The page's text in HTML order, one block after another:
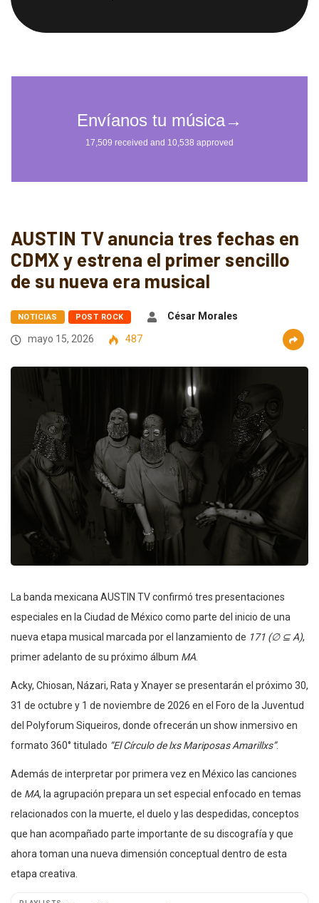
AUSTIN TV anuncia tres fechas en
CDMX y estrena el primer sencillo
de su nueva era musical
NOTICIAS POST ROCK
César Morales
mayo 15, 2026
487
La banda mexicana AUSTIN TV confirmó tres presentaciones
especiales en la Ciudad de México como parte del inicio de una
nueva etapa musical marcada por el lanzamiento de 171 (∅ ⊆ A),
primer adelanto de su próximo álbum MA
Acky, Chiosan, Názari, Rata y Xnayer se presentarán el próximo 30,
31 de octubre y 1 de noviembre de 2026 en el Foro de la Juventud
del Polyforum Siqueiros, donde ofrecerán un show inmersivo en
formato 360° titulado “El Círculo de lxs Mariposas Amarillxs”.
Además de interpretar por primera vez en México las canciones
de MA, la agrupación prepara un set especial enfocado en temas
relacionados con la muerte, el duelo y las despedidas, conceptos
que han acompañado parte importante de su discografía y que
ahora toman una nueva dimensión conceptual dentro de esta
etapa creativa.